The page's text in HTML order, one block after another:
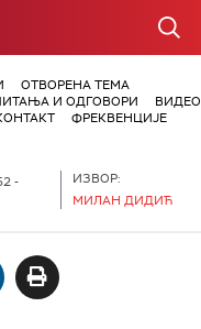
ОТВОРЕНА ТЕМА
И ОДГОВОРИ
ВИДЕО
ФРЕКВЕНЦИЈЕ
-
ИЗВОР:
МИЛАН ДИДИЋ